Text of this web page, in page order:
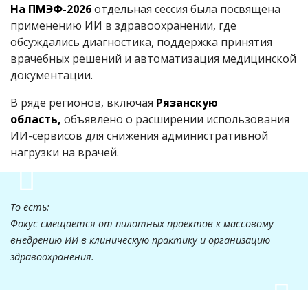
На ПМЭФ-2026отдельная сессия была посвящена
применению ИИ в здравоохранении, где
обсуждались диагностика, поддержка принятия
врачебных решений и автоматизация медицинской
документации.
В ряде регионов, включая Рязанскую
область, объявлено о расширении использования
ИИ-сервисов для снижения административной
нагрузки на врачей.
То есть:
Фокус смещается от пилотных проектов к массовому
внедрению ИИ в клиническую практику и организацию
здравоохранения.